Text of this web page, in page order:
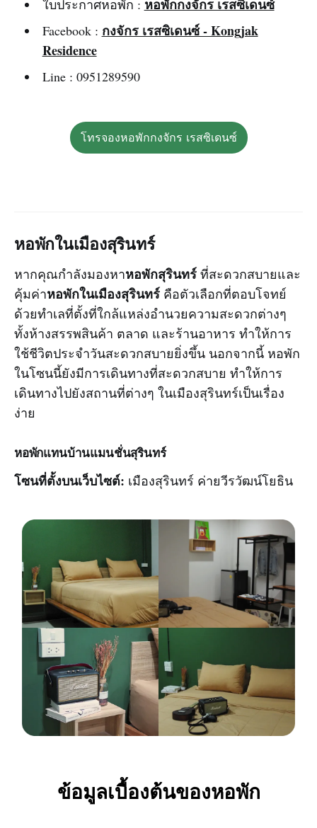
ใบประกาศหอพัก : หอพักกงจักร เรสซิเดนซ์
Facebook : กงจักร เรสซิเดนซ์ - Kongjak
Residence
Line : 0951289590
โทรจองหอพักกงจักร เรสซิเดนซ์
หอพักในเมืองสุรินทร์
หากคุณกำลังมองหาหอพักสุรินทร์ ที่สะดวกสบายและ
คุ้มค่าหอพักในเมืองสุรินทร์ คือตัวเลือกที่ตอบโจทย์
ด้วยทำเลที่ตั้งที่ใกล้แหล่งอำนวยความสะดวกต่างๆ
ทั้งห้างสรรพสินค้า ตลาด และร้านอาหาร ทำให้การ
ใช้ชีวิตประจำวันสะดวกสบายยิ่งขึ้น นอกจากนี้ หอพัก
ในโซนนี้ยังมีการเดินทางที่สะดวกสบาย ทำให้การ
เดินทางไปยังสถานที่ต่างๆ ในเมืองสุรินทร์เป็นเรื่อง
ง่าย
หอพักแทนบ้านแมนชั่นสุรินทร์
โซนที่ตั้งบนเว็บไซต์: เมืองสุรินทร์ ค่ายวีรวัฒน์โยธิน
ข้อมูลเบื้องต้นของหอพัก